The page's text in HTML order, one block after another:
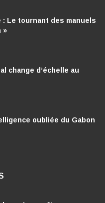
: Le tournant des manuels
»
change d’échelle au
oubliée du Gabon